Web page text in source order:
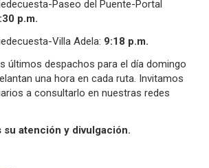
Paseo del Puente-Portal
p.m.
Villa Adela: 9:18 p.m.
últimos despachos para el día domingo
una hora en cada ruta. Invitamos
a consultarlo en nuestras redes
su atención y divulgación.